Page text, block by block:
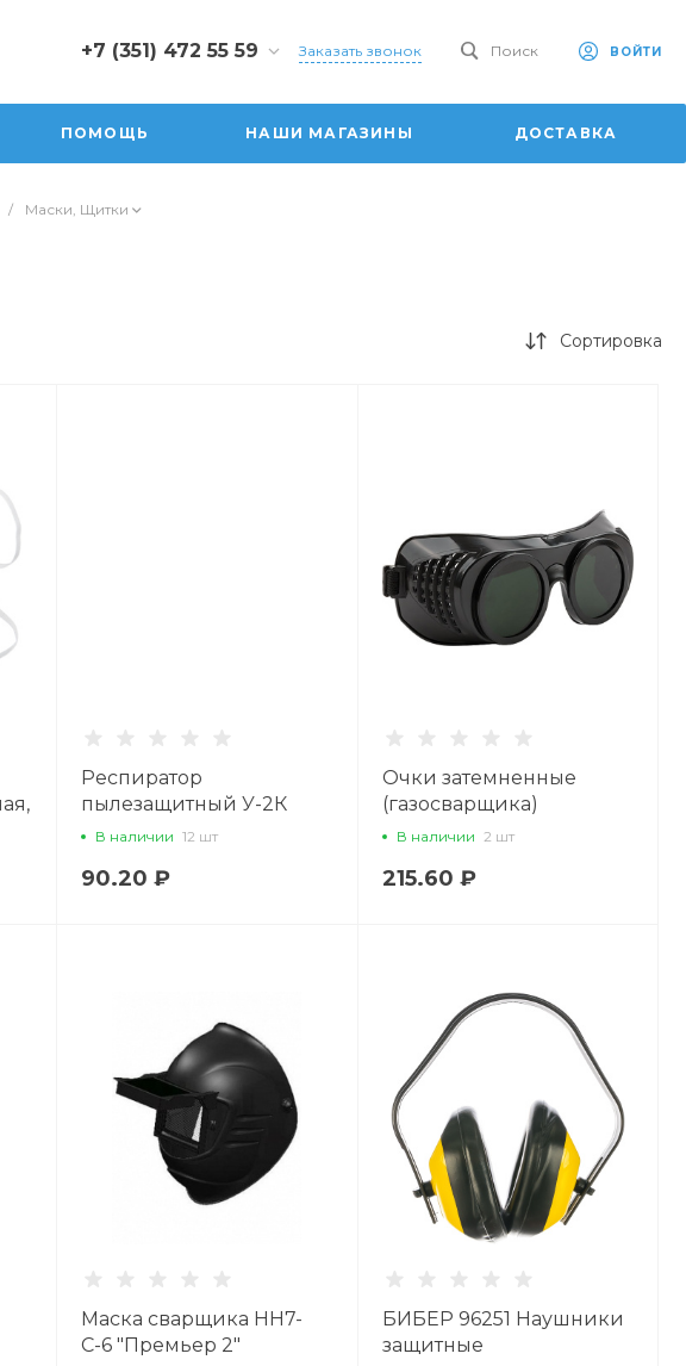
+7 (351) 472 55 59
+7 (351) 472 55 59
г. Юрюзань, ул.
Вск 10:00-16:00
Заказать звонок Поиск ВОЙТИ
ПОМОЩЬ НАШИ МАГАЗИНЫ ДОСТАВКА
/ Маски, Щитки
Сортировка
Респиратор
пылезащитный У-2К
В наличии 12 шт
90.20 ₽
Очки затемненные
(газосварщика)
(500_401)
В наличии 2 шт
215.60 ₽
Маска сварщика НН7-
С-6 "Премьер 2"
БИБЕР 96251 Наушники
защитные